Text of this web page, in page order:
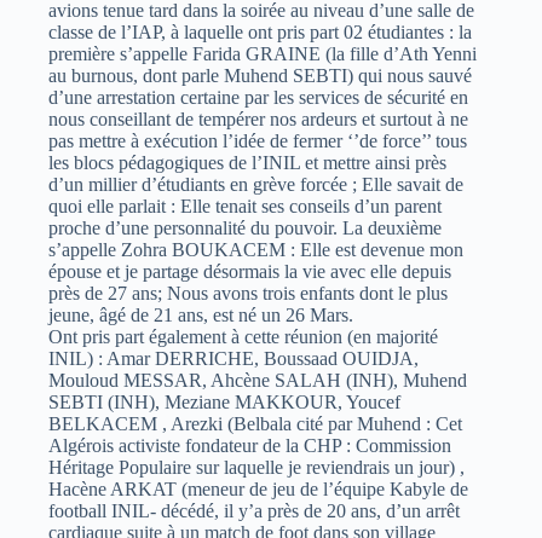
avions tenue tard dans la soirée au niveau d’une salle de
classe de l’IAP, à laquelle ont pris part 02 étudiantes : la
première s’appelle Farida GRAINE (la fille d’Ath Yenni
au burnous, dont parle Muhend SEBTI) qui nous sauvé
d’une arrestation certaine par les services de sécurité en
nous conseillant de tempérer nos ardeurs et surtout à ne
pas mettre à exécution l’idée de fermer ‘’de force’’ tous
les blocs pédagogiques de l’INIL et mettre ainsi près
d’un millier d’étudiants en grève forcée ; Elle savait de
quoi elle parlait : Elle tenait ses conseils d’un parent
proche d’une personnalité du pouvoir. La deuxième
s’appelle Zohra BOUKACEM : Elle est devenue mon
épouse et je partage désormais la vie avec elle depuis
près de 27 ans; Nous avons trois enfants dont le plus
jeune, âgé de 21 ans, est né un 26 Mars.
Ont pris part également à cette réunion (en majorité
INIL) : Amar DERRICHE, Boussaad OUIDJA,
Mouloud MESSAR, Ahcène SALAH (INH), Muhend
SEBTI (INH), Meziane MAKKOUR, Youcef
BELKACEM , Arezki (Belbala cité par Muhend : Cet
Algérois activiste fondateur de la CHP : Commission
Héritage Populaire sur laquelle je reviendrais un jour) ,
Hacène ARKAT (meneur de jeu de l’équipe Kabyle de
football INIL- décédé, il y’a près de 20 ans, d’un arrêt
cardiaque suite à un match de foot dans son village